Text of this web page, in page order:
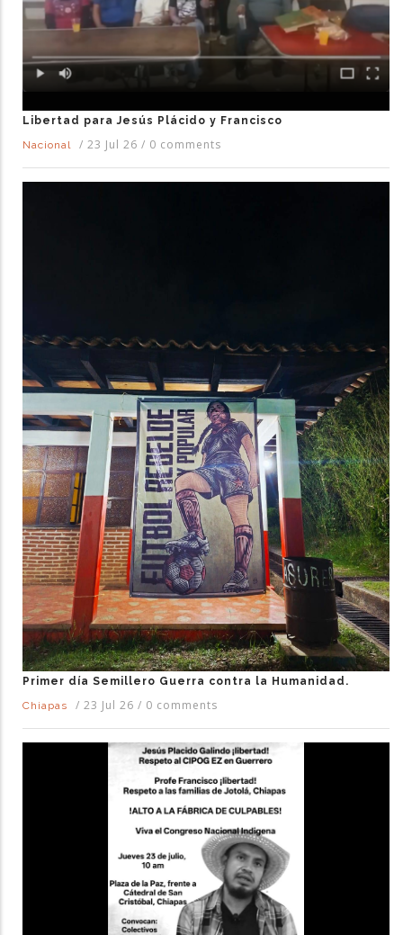
Libertad para Jesús Plácido y Francisco
Nacional
/ 23 Jul 26 / 0 comments
Primer día Semillero Guerra contra la Humanidad.
Chiapas
/ 23 Jul 26 / 0 comments